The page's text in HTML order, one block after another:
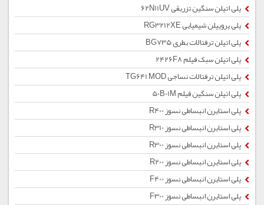
پلی اتیلن سنگین تزریقی 62N11UV
پلی پروپیلن شیمیایی RG3212XE
پلی اتیلن ترفتالات بطری BG735
پلی اتیلن سبک فیلم 2426F8
پلی اتیلن ترفتالات نساجی TG641 MOD
پلی اتیلن سنگین فیلم 50B01M
پلی استایرن انبساطی نسوز R400
پلی استایرن انبساطی نسوز R310
پلی استایرن انبساطی نسوز R300
پلی استایرن انبساطی نسوز R200
پلی استایرن انبساطی نسوز F400
پلی استایرن انبساطی نسوز F300